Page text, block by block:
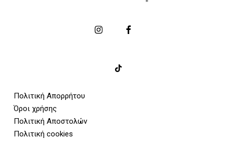
Πολιτική Απορρήτου
Όροι χρήσης
Πολιτική Αποστολών
Πολιτική cookies